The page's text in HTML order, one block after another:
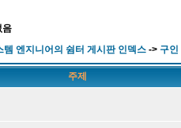
음
템 엔지니어의 쉼터 게시판 인덱스 -> 구인
주제